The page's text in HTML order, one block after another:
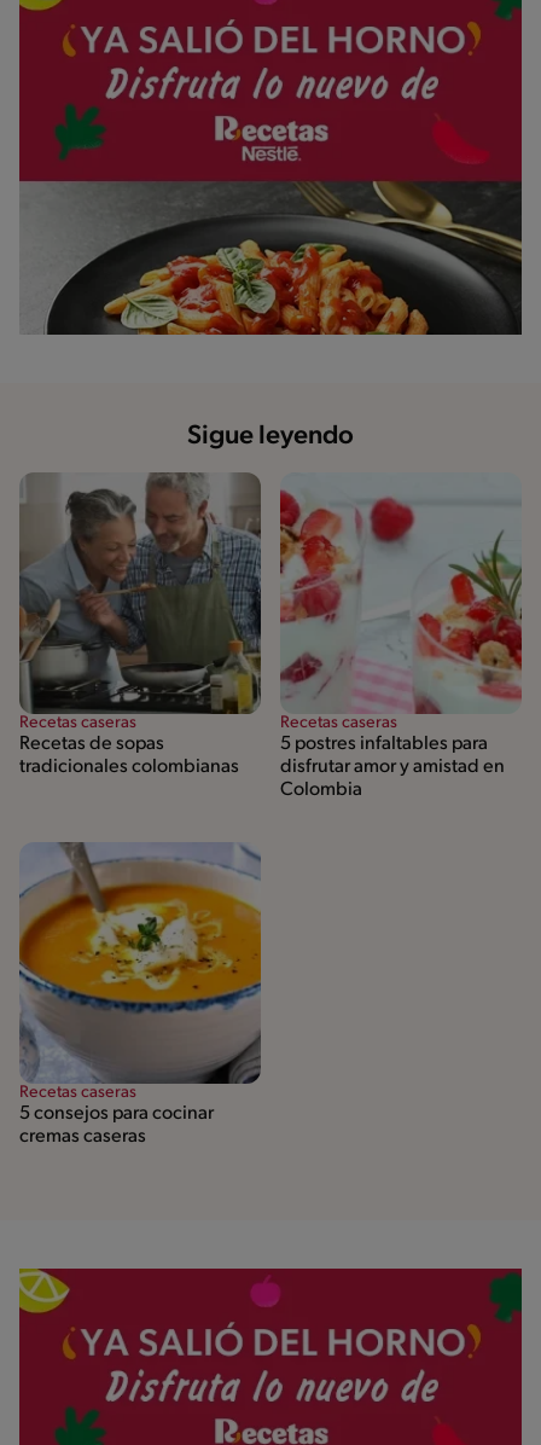
Sigue leyendo
Recetas caseras
Recetas de sopas
tradicionales colombianas
Recetas caseras
5 postres infaltables para
disfrutar amor y amistad en
Colombia
Recetas caseras
5 consejos para cocinar
cremas caseras